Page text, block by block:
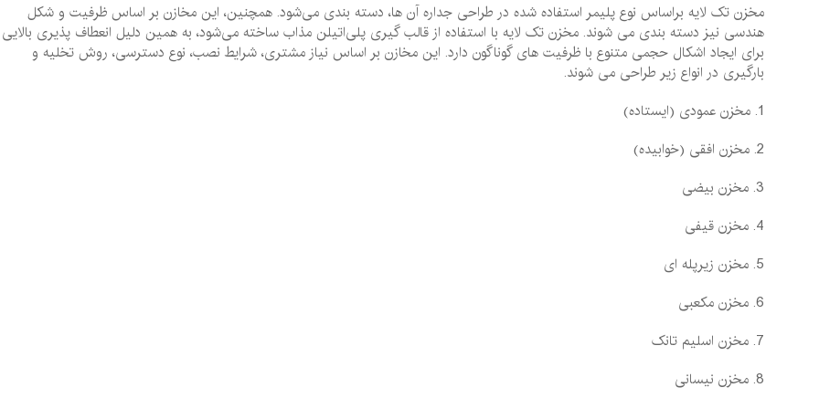
مخزن تک لایه براساس نوع پلیمر استفاده شده در طراحی جداره آن ها، دسته ‌بندی می‌شود. همچنین، این مخازن بر اساس ظرفیت و شکل
هندسی نیز دسته ‌بندی می ‌شوند. مخزن تک لایه با استفاده از قالب‌ گیری پلی‌اتیلن مذاب ساخته می‌شود، به همین دلیل انعطاف پذیری بالایی
برای ایجاد اشکال حجمی متنوع با ظرفیت ‌های گوناگون دارد. این مخازن بر اساس نیاز مشتری، شرایط نصب، نوع دسترسی، روش تخلیه و
بارگیری در انواع زیر طراحی می ‌شوند.
1. مخزن عمودی (ایستاده)
2. مخزن افقی (خوابیده)
3. مخزن بیضی
4. مخزن قیفی
5. مخزن زیرپله ‌ای
6. مخزن مکعبی
7. مخزن اسلیم تانک
8. مخزن نیسانی